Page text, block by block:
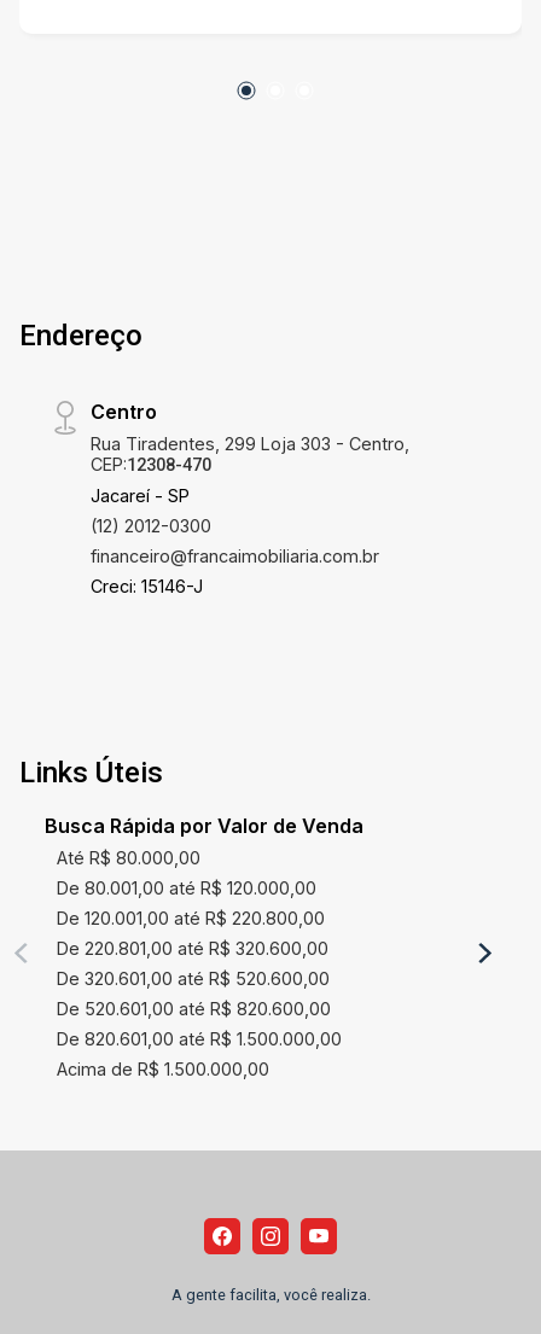
Endereço
Centro
Rua Tiradentes, 299 Loja 303 - Centro,
CEP:12308-470
Jacareí - SP
(12) 2012-0300
financeiro@francaimobiliaria.com.br
Creci: 15146-J
Links Úteis
Busca Rápida por Valor de Venda
Até R$ 80.000,00
De 80.001,00 até R$ 120.000,00
De 120.001,00 até R$ 220.800,00
De 220.801,00 até R$ 320.600,00
De 320.601,00 até R$ 520.600,00
De 520.601,00 até R$ 820.600,00
De 820.601,00 até R$ 1.500.000,00
Acima de R$ 1.500.000,00
A gente facilita, você realiza.